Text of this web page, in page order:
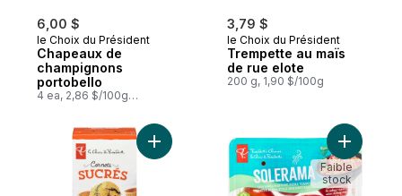
6,00 $
le Choix du Président
Chapeaux de
champignons
portobello
4 ea, 2,86 $/100g
3,79 $
le Choix du Président
Trempette au maïs
de rue elote
200 g, 1,90 $/100g
Ajouter Cornets sucrés au panierAjouter
Faible
stock